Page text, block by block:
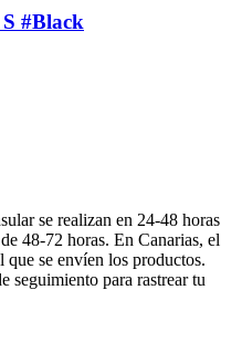
#Black
se realizan en 24-48 horas
48-72 horas. En Canarias, el
que se envíen los productos.
seguimiento para rastrear tu